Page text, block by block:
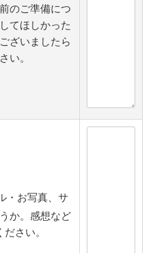
のご準備につ
てほしかった
ざいましたら
い。
・お写真、サ
か。感想など
さい。